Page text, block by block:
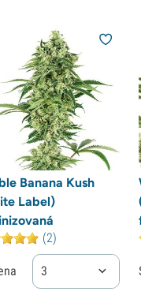
Banana Kush
Label)
(2)
3